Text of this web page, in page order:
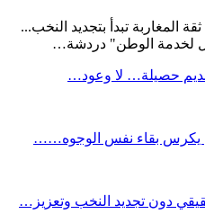
المغاربة تبدأ بتجديد النخب...
بل لخدمة الوطن" دردشة…
حصيلة… لا وعود…
يكرس بقاء نفس الوجوه……
دون تجديد النخب وتعزيز…